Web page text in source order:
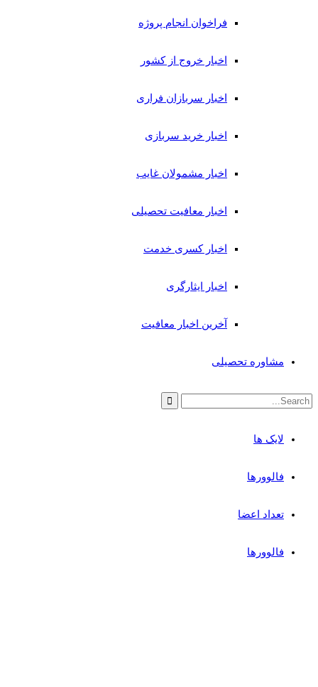
فراخوان انجام پروژه
اخبار خروج از کشور
اخبار سربازان فراری
اخبار خرید سربازی
اخبار مشمولان غایب
اخبار معافیت تحصیلی
اخبار کسری خدمت
اخبار ایثارگری
آخرین اخبار معافیت
مشاوره تحصیلی
لایک ها
فالوورها
تعداد اعضا
فالوورها